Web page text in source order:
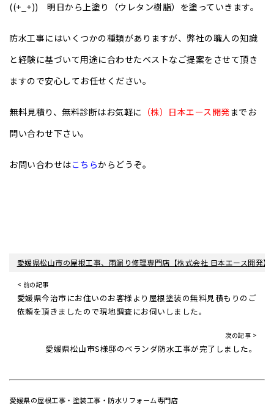
((+_+)) 明日から上塗り（ウレタン樹脂）を塗っていきます。
防水工事にはいくつかの種類がありますが、 弊社の職人の知識
と経験に基づいて用途に合わせたベストなご提案をさせて頂き
ますので安心してお任せください。
無料見積り、無料診断はお気軽に （株）日本エース開発までお
問い合わせ下さい。
お問い合わせはこちらからどうぞ。
愛媛県松山市の屋根工事、雨漏り修理専門店【株式会社 日本エース開発】
< 前の記事
愛媛県今治市にお住いのお客様より屋根塗装の無料見積もりのご
依頼を頂きましたので現地調査にお伺いしました。
次の記事 >
愛媛県松山市S様邸のベランダ防水工事が完了しました。
愛媛県の屋根工事・塗装工事・防水リフォーム専門店